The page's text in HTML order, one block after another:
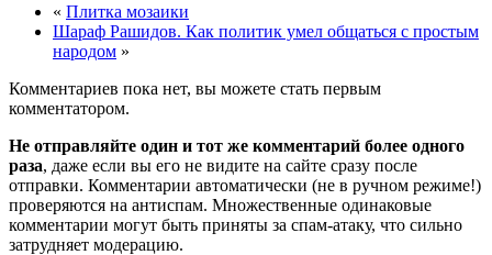
« Плитка мозаики
Шараф Рашидов. Как политик умел общаться с простым
народом »
Комментариев пока нет, вы можете стать первым
комментатором.
Не отправляйте один и тот же комментарий более одного
раза, даже если вы его не видите на сайте сразу после
отправки. Комментарии автоматически (не в ручном режиме!)
проверяются на антиспам. Множественные одинаковые
комментарии могут быть приняты за спам-атаку, что сильно
затрудняет модерацию.